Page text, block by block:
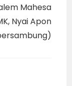
Mahesa
Nyai Apon